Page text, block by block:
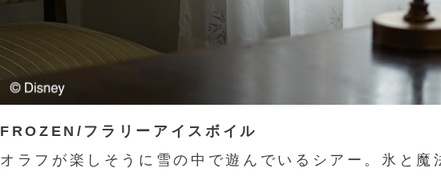
FROZEN/フラリーアイスボイル
オラフが楽しそうに雪の中で遊んでいるシアー。氷と魔